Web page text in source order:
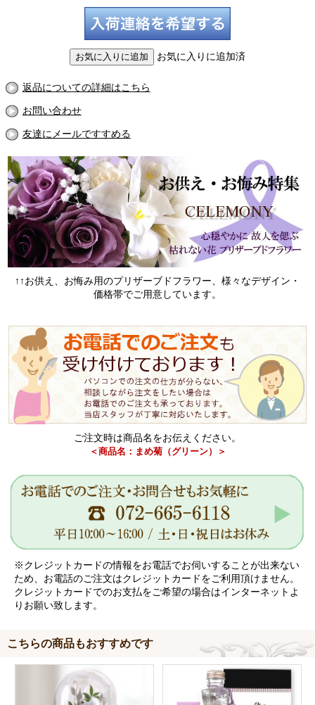
お気に入りに追加済
返品についての詳細はこちら
お問い合わせ
友達にメールですすめる
↑↑お供え、お悔み用のプリザーブドフラワー、様々なデザイン・
価格帯でご用意しています。
ご注文時は商品名をお伝えください。
＜商品名：まめ菊（グリーン）＞
※クレジットカードの情報をお電話でお伺いすることが出来ない
ため、お電話のご注文はクレジットカードをご利用頂けません。
クレジットカードでのお支払をご希望の場合はインターネットよ
りお願い致します。
こちらの商品もおすすめです